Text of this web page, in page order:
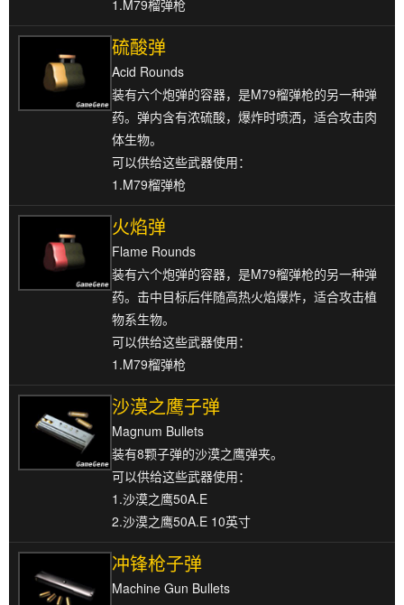
1.M79榴弹枪
硫酸弹
Acid Rounds
装有六个炮弹的容器，是M79榴弹枪的另一种弹
药。弹内含有浓硫酸，爆炸时喷洒，适合攻击肉
体生物。
可以供给这些武器使用：
1.M79榴弹枪
火焰弹
Flame Rounds
装有六个炮弹的容器，是M79榴弹枪的另一种弹
药。击中目标后伴随高热火焰爆炸，适合攻击植
物系生物。
可以供给这些武器使用：
1.M79榴弹枪
沙漠之鹰子弹
Magnum Bullets
装有8颗子弹的沙漠之鹰弹夹。
可以供给这些武器使用：
1.沙漠之鹰50A.E
2.沙漠之鹰50A.E 10英寸
冲锋枪子弹
Machine Gun Bullets